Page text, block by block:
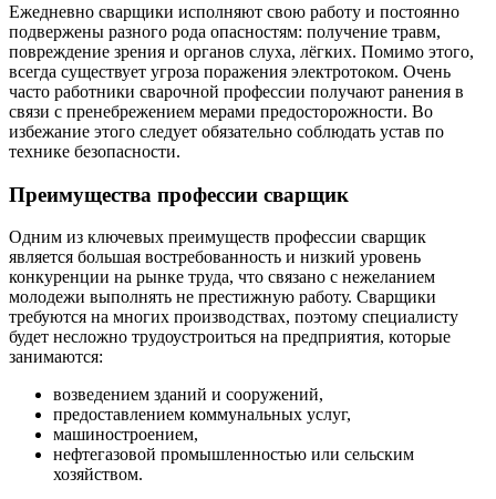
Ежедневно сварщики исполняют свою работу и постоянно
подвержены разного рода опасностям: получение травм,
повреждение зрения и органов слуха, лёгких. Помимо этого,
всегда существует угроза поражения электротоком. Очень
часто работники сварочной профессии получают ранения в
связи с пренебрежением мерами предосторожности. Во
избежание этого следует обязательно соблюдать устав по
технике безопасности.
Преимущества профессии сварщик
Одним из ключевых преимуществ профессии сварщик
является большая востребованность и низкий уровень
конкуренции на рынке труда, что связано с нежеланием
молодежи выполнять не престижную работу. Сварщики
требуются на многих производствах, поэтому специалисту
будет несложно трудоустроиться на предприятия, которые
занимаются:
возведением зданий и сооружений,
предоставлением коммунальных услуг,
машиностроением,
нефтегазовой промышленностью или сельским
хозяйством.